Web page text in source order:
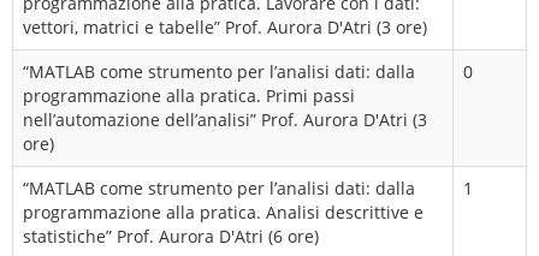
vettori, matrici e tabelle” Prof. Aurora D'Atri (3 ore)
“MATLAB come strumento per l’analisi dati: dalla
programmazione alla pratica. Primi passi
nell’automazione dell’analisi” Prof. Aurora D'Atri (3
ore)
0
“MATLAB come strumento per l’analisi dati: dalla
programmazione alla pratica. Analisi descrittive e
statistiche” Prof. Aurora D'Atri (6 ore)
1